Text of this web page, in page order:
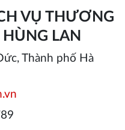
VỤ THƯƠNG
LAN
Thành phố Hà